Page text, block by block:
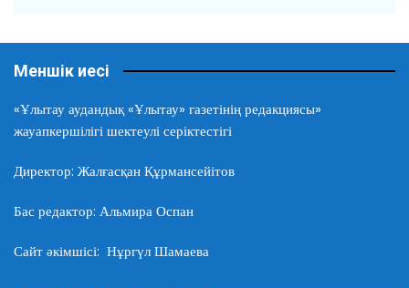
Меншік иесі
«Ұлытау аудандық «Ұлытау» газетінің редакциясы»
жауапкершілігі шектеулі серіктестігі
Директор: Жалғасқан Құрмансейітов
Бас редактор: Альмира Оспан
Сайт әкімшісі: Нұргүл Шамаева